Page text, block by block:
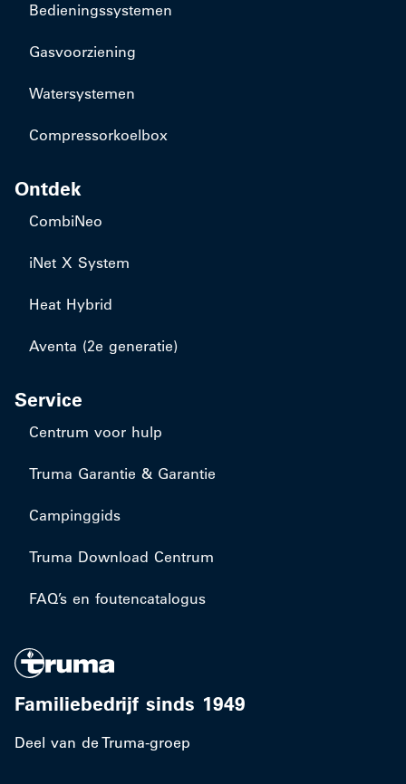
Bedieningssystemen
Gasvoorziening
Watersystemen
Compressorkoelbox
Ontdek
CombiNeo
iNet X System
Heat Hybrid
Aventa (2e generatie)
Service
Centrum voor hulp
Truma Garantie & Garantie
Campinggids
Truma Download Centrum
FAQ’s en foutencatalogus
Familiebedrijf sinds 1949
Deel van de Truma-groep